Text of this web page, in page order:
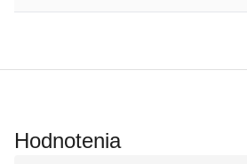
Hodnotenia